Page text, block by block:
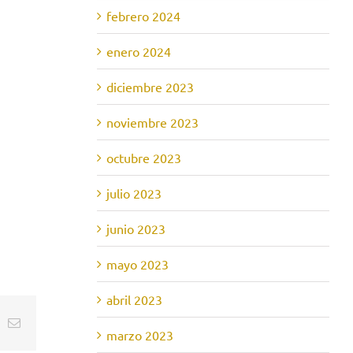
Correo
febrero 2024
enero 2024
diciembre 2023
noviembre 2023
octubre 2023
julio 2023
junio 2023
mayo 2023
abril 2023
marzo 2023